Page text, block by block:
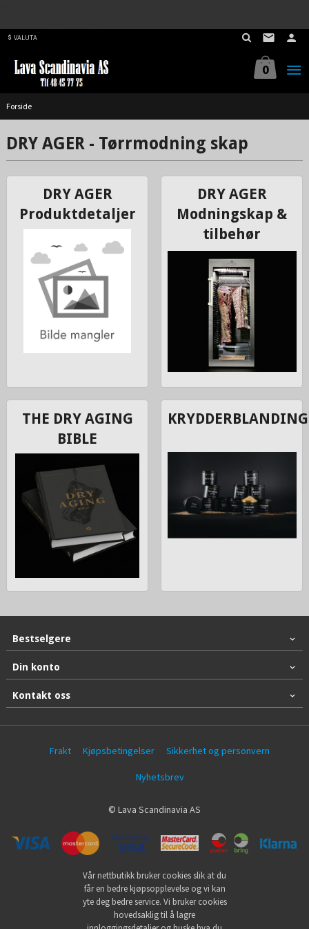
VALUTA
0
Forside
DRY AGER - Tørrmodning skap
DRY AGER
Produktdetaljer
DRY AGER
Modningskap &
tilbehør
THE DRY AGING
BIBLE
Bestselgere
Din konto
Kontakt oss
Frakt Kjøpsbetingelser Sikkerhet og personvern
Nyhetsbrev
© Lava Scandinavia AS
Vår nettbutikk bruker cookies slik at du
får en bedre kjøpsopplevelse og vi kan
yte deg bedre service. Vi bruker cookies
hovedsaklig til å lagre